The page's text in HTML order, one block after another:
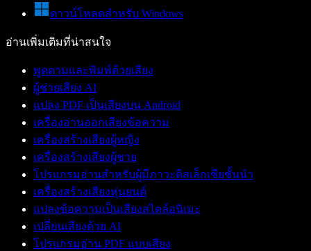
ดาวน์โหลดสำหรับ Windows
อ่านเพิ่มเติมที่น่าสนใจ
พูดตามและพิมพ์ด้วยเสียง
ผู้ช่วยเสียง AI
แปลง PDF เป็นเสียงบน Android
เครื่องอ่านออกเสียงข้อความ
เครื่องสร้างเสียงผู้หญิง
เครื่องสร้างเสียงผู้ชาย
โปรแกรมอ่านสำหรับผู้มีภาวะดิสเล็กเซียชั้นนำ
เครื่องสร้างเสียงหุ่นยนต์
แปลงข้อความเป็นเสียงสไตล์อนิเมะ
เปลี่ยนเสียงด้วย AI
โปรแกรมอ่าน PDF แบบเสียง